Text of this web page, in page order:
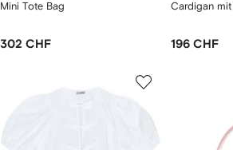
Mini Tote Bag
302 CHF
Cardigan
196 CHF